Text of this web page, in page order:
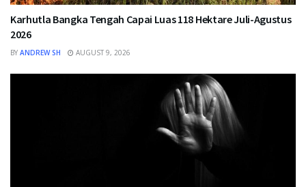
Karhutla Bangka Tengah Capai Luas 118 Hektare Juli-Agustus
2026
BY ANDREW SH AUGUST 9, 2026